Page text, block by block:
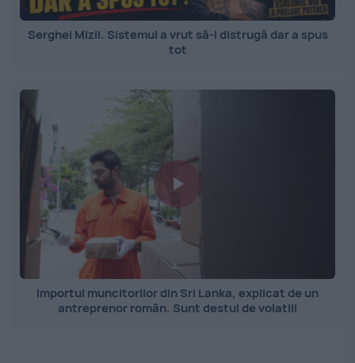
Serghei Mizil. Sistemul a vrut să-l distrugă dar a spus
tot
Importul muncitorilor din Sri Lanka, explicat de un
antreprenor român. Sunt destul de volatili